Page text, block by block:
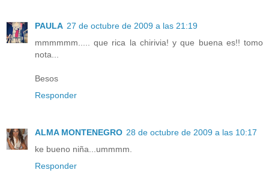
PAULA 27 de octubre de 2009 a las 21:19
mmmmmm..... que rica la chirivia! y que buena es!! tomo
nota...
Besos
Responder
ALMA MONTENEGRO 28 de octubre de 2009 a las 10:17
ke bueno niña...ummmm.
Responder